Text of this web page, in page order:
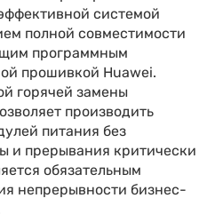
системой
полной совместимости
программным
прошивкой Huawei.
горячей замены
производить
питания без
и прерывания критически
обязательным
непрерывности бизнес-